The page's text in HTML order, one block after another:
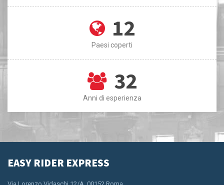
12
Paesi coperti
32
Anni di esperienza
EASY RIDER EXPRESS